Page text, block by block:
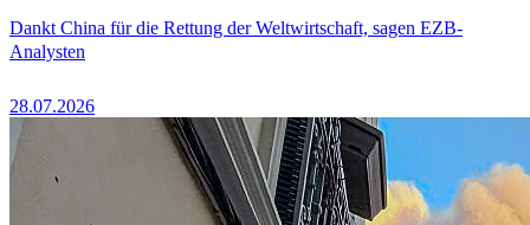
Dankt China für die Rettung der Weltwirtschaft, sagen EZB-
Analysten
28.07.2026